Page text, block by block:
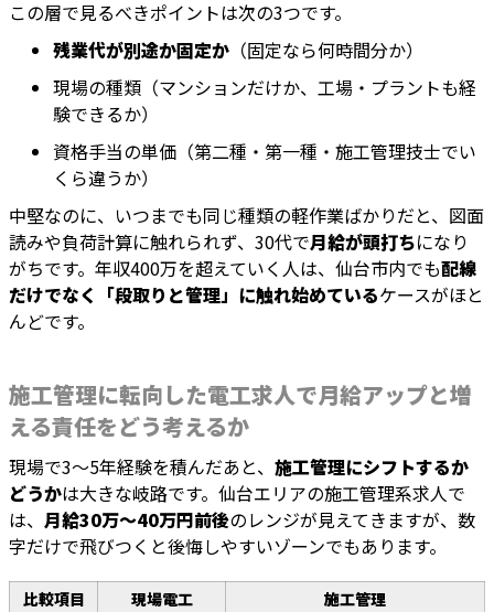
この層で見るべきポイントは次の3つです。
残業代が別途か固定か （固定なら何時間分か）
現場の種類（マンションだけか、工場・プラントも経
験できるか）
資格手当の単価（第二種・第一種・施工管理技士でい
くら違うか）
中堅なのに、いつまでも同じ種類の軽作業ばかりだと、図面
読みや負荷計算に触れられず、30代で月給が頭打ちになり
がちです。年収400万を超えていく人は、仙台市内でも配線
だけでなく「段取りと管理」に触れ始めているケースがほと
んどです。
施工管理に転向した電工求人で月給アップと増
える責任をどう考えるか
現場で3〜5年経験を積んだあと、 施工管理にシフトするか
どうかは大きな岐路です。仙台エリアの施工管理系求人で
は、 月給30万〜40万円前後のレンジが見えてきますが、数
字だけで飛びつくと後悔しやすいゾーンでもあります。
比較項目 現場電工
施工管理